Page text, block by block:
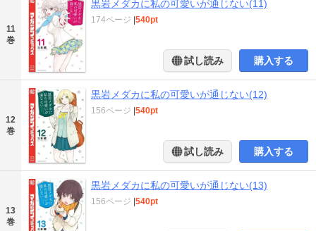
11
巻
黒岩メダカに私の可愛いが通じない(11)
174ページ 540pt
試し読み 購入する
12
巻
黒岩メダカに私の可愛いが通じない(12)
156ページ 540pt
試し読み 購入する
13
巻
黒岩メダカに私の可愛いが通じない(13)
156ページ 540pt